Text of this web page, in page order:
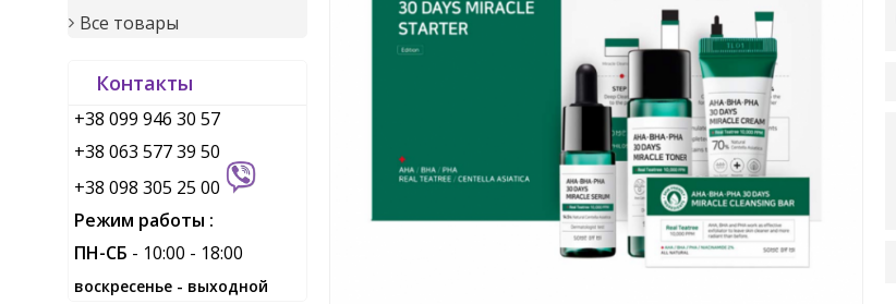
Все товары
Контакты
+38 099 946 30 57
+38 063 577 39 50
+38 098 305 25 00
Режим работы :
ПН-СБ - 10:00 - 18:00
воскресенье - выходной